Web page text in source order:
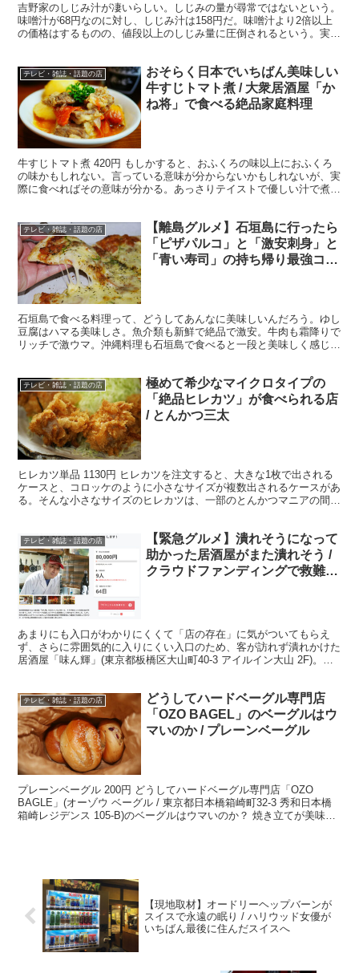
吉野家のしじみ汁が凄いらしい。しじみの量が尋常ではないという。
味噌汁が68円なのに対し、しじみ汁は158円だ。味噌汁より2倍以上
の価格はするものの、値段以上のしじみ量に圧倒されるという。実際
テレビ・雑誌・話題の店
おそらく日本でいちばん美味しい
牛すじトマト煮 / 大衆居酒屋「か
ね将」で食べる絶品家庭料理
牛すじトマト煮 420円 もしかすると、おふくろの味以上におふくろ
の味かもしれない。言っている意味が分からないかもしれないが、実
際に食べればその意味が分かる。あっさりテイストで優しい汁で煮込
テレビ・雑誌・話題の店
【離島グルメ】石垣島に行ったら
「ピザパルコ」と「激安刺身」と
「青い寿司」の持ち帰り最強コン
石垣島で食べる料理って、どうしてあんなに美味しいんだろう。ゆし
豆腐はハマる美味しさ。魚介類も新鮮で絶品で激安。牛肉も霜降りで
リッチで激ウマ。沖縄料理も石垣島で食べると一段と美味しく感じま
テレビ・雑誌・話題の店
極めて希少なマイクロタイプの
「絶品ヒレカツ」が食べられる店
/ とんかつ三太
ヒレカツ単品 1130円 ヒレカツを注文すると、大きな1枚で出される
ケースと、コロッケのように小さなサイズが複数出されるケースがあ
る。そんな小さなサイズのヒレカツは、一部のとんかつマニアの間で
テレビ・雑誌・話題の店
【緊急グルメ】潰れそうになって
助かった居酒屋がまた潰れそう /
クラウドファンディングで救難信
あまりにも入口がわかりにくくて「店の存在」に気がついてもらえ
ず、さらに雰囲気的に入りにくい入口のため、客が訪れず潰れかけた
居酒屋「味ん輝」(東京都板橋区大山町40-3 アイルイン大山 2F)。一
テレビ・雑誌・話題の店
どうしてハードベーグル専門店
「OZO BAGEL」のベーグルはウ
マいのか / プレーンベーグル
プレーンベーグル 200円 どうしてハードベーグル専門店「OZO
BAGLE」(オーゾウ ベーグル / 東京都日本橋箱崎町32-3 秀和日本橋
箱崎レジデンス 105-B)のベーグルはウマいのか？ 焼き立てが美味し
【現地取材】オードリーヘップバーンが
スイスで永遠の眠り / ハリウッド女優が
いちばん最後に住んだスイスへ